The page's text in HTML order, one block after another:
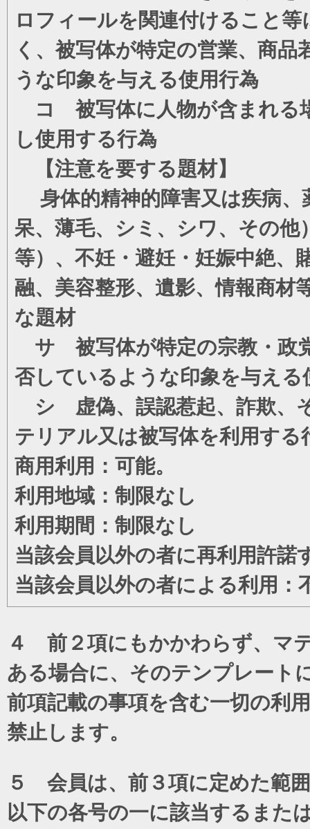
ロフィールを関連付けること
く、被写体が特定の営業、商
うな印象を与える使用行為
コ 被写体に人物が含まれる
し使用する行為
【注意を要する題材】
身体的精神的障害又は疾病、
呆、薄毛、シミ、シワ、その他
等）、不妊・避妊・妊娠中絶、
融、美容整形、遺影、情報商材
な題材
サ 被写体が特定の宗教・政
否しているような印象を与える
シ 虚偽、誤認惹起、詐欺、
テリアル又は被写体を利用する
商用利用：可能。
利用地域：制限なし
利用期間：制限なし
当該会員以外の者に再利用許諾
当該会員以外の者による利用：
４ 前２項にもかかわらず、マ
ある場合に、そのテンプレート
前項記載の事項を含む一切の利
禁止します。
５ 会員は、前３項に定めた範
以下の各号の一に該当するまた